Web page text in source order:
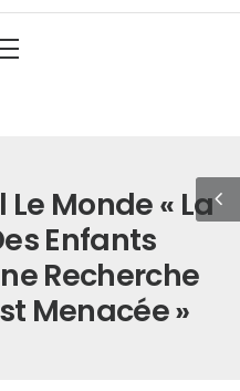
Monde « La
Enfants
Recherche
Menacée »